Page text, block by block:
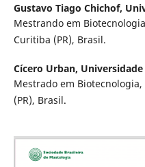
Gustavo Tiago Chichof,
Mestrando em
Curitiba (PR), Brasil.
Cícero Urban,
Mestrado em
(PR), Brasil.